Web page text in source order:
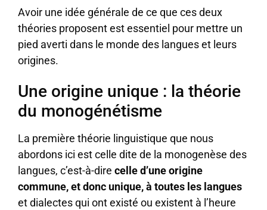
Avoir une idée générale de ce que ces deux
théories proposent est essentiel pour mettre un
pied averti dans le monde des langues et leurs
origines.
Une origine unique : la théorie
du monogénétisme
La première théorie linguistique que nous
abordons ici est celle dite de la monogenèse des
langues, c’est-à-dire celle d’une origine
commune, et donc unique, à toutes les langues
et dialectes qui ont existé ou existent à l’heure